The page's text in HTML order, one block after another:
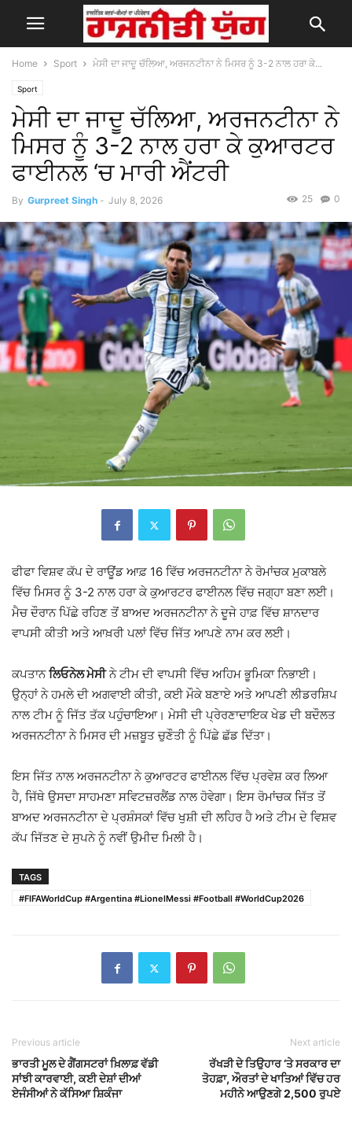
Home Sport ਮੇਸੀ ਦਾ ਜਾਦੂ ਚੱਲਿਆ, ਅਰਜਨਟੀਨਾ ਨੇ ਮਿਸਰ ਨੂੰ 3-2 ਨਾਲ ਹਰਾ ਕੇ...
Sport
ਮੇਸੀ ਦਾ ਜਾਦੂ ਚੱਲਿਆ, ਅਰਜਨਟੀਨਾ ਨੇ
ਮਿਸਰ ਨੂੰ 3-2 ਨਾਲ ਹਰਾ ਕੇ ਕੁਆਰਟਰ
ਫਾਈਨਲ ‘ਚ ਮਾਰੀ ਐਂਟਰੀ
By Gurpreet Singh - July 8, 2026 0
25
ਫੀਫਾ ਵਿਸ਼ਵ ਕੱਪ ਦੇ ਰਾਊਂਡ ਆਫ਼ 16 ਵਿੱਚ ਅਰਜਨਟੀਨਾ ਨੇ ਰੋਮਾਂਚਕ ਮੁਕਾਬਲੇ
ਵਿੱਚ ਮਿਸਰ ਨੂੰ 3-2 ਨਾਲ ਹਰਾ ਕੇ ਕੁਆਰਟਰ ਫਾਈਨਲ ਵਿੱਚ ਜਗ੍ਹਾ ਬਣਾ ਲਈ।
ਮੈਚ ਦੌਰਾਨ ਪਿੱਛੇ ਰਹਿਣ ਤੋਂ ਬਾਅਦ ਅਰਜਨਟੀਨਾ ਨੇ ਦੂਜੇ ਹਾਫ਼ ਵਿੱਚ ਸ਼ਾਨਦਾਰ
ਵਾਪਸੀ ਕੀਤੀ ਅਤੇ ਆਖ਼ਰੀ ਪਲਾਂ ਵਿੱਚ ਜਿੱਤ ਆਪਣੇ ਨਾਮ ਕਰ ਲਈ।
ਕਪਤਾਨਲਿਓਨੇਲ ਮੇਸੀਨੇ ਟੀਮ ਦੀ ਵਾਪਸੀ ਵਿੱਚ ਅਹਿਮ ਭੂਮਿਕਾ ਨਿਭਾਈ।
ਉਨ੍ਹਾਂ ਨੇ ਹਮਲੇ ਦੀ ਅਗਵਾਈ ਕੀਤੀ, ਕਈ ਮੌਕੇ ਬਣਾਏ ਅਤੇ ਆਪਣੀ ਲੀਡਰਸ਼ਿਪ
ਨਾਲ ਟੀਮ ਨੂੰ ਜਿੱਤ ਤੱਕ ਪਹੁੰਚਾਇਆ। ਮੇਸੀ ਦੀ ਪ੍ਰੇਰਣਾਦਾਇਕ ਖੇਡ ਦੀ ਬਦੌਲਤ
ਅਰਜਨਟੀਨਾ ਨੇ ਮਿਸਰ ਦੀ ਮਜ਼ਬੂਤ ਚੁਣੌਤੀ ਨੂੰ ਪਿੱਛੇ ਛੱਡ ਦਿੱਤਾ।
ਇਸ ਜਿੱਤ ਨਾਲ ਅਰਜਨਟੀਨਾ ਨੇ ਕੁਆਰਟਰ ਫਾਈਨਲ ਵਿੱਚ ਪ੍ਰਵੇਸ਼ ਕਰ ਲਿਆ
ਹੈ, ਜਿੱਥੇ ਉਸਦਾ ਸਾਹਮਣਾ ਸਵਿਟਜ਼ਰਲੈਂਡ ਨਾਲ ਹੋਵੇਗਾ। ਇਸ ਰੋਮਾਂਚਕ ਜਿੱਤ ਤੋਂ
ਬਾਅਦ ਅਰਜਨਟੀਨਾ ਦੇ ਪ੍ਰਸ਼ੰਸਕਾਂ ਵਿੱਚ ਖੁਸ਼ੀ ਦੀ ਲਹਿਰ ਹੈ ਅਤੇ ਟੀਮ ਦੇ ਵਿਸ਼ਵ
ਕੱਪ ਜਿੱਤਣ ਦੇ ਸੁਪਨੇ ਨੂੰ ਨਵੀਂ ਉਮੀਦ ਮਿਲੀ ਹੈ।
TAGS
#FIFAWorldCup #Argentina #LionelMessi #Football #WorldCup2026
Previous article
ਭਾਰਤੀ ਮੂਲ ਦੇ ਗੈਂਗਸਟਰਾਂ ਖ਼ਿਲਾਫ਼ ਵੱਡੀ
ਸਾਂਝੀ ਕਾਰਵਾਈ, ਕਈ ਦੇਸ਼ਾਂ ਦੀਆਂ
ਏਜੰਸੀਆਂ ਨੇ ਕੱਸਿਆ ਸ਼ਿਕੰਜਾ
Next article
ਰੱਖੜੀ ਦੇ ਤਿਉਹਾਰ ‘ਤੇ ਸਰਕਾਰ ਦਾ
ਤੋਹਫ਼ਾ, ਔਰਤਾਂ ਦੇ ਖਾਤਿਆਂ ਵਿੱਚ ਹਰ
ਮਹੀਨੇ ਆਉਣਗੇ 2,500 ਰੁਪਏ